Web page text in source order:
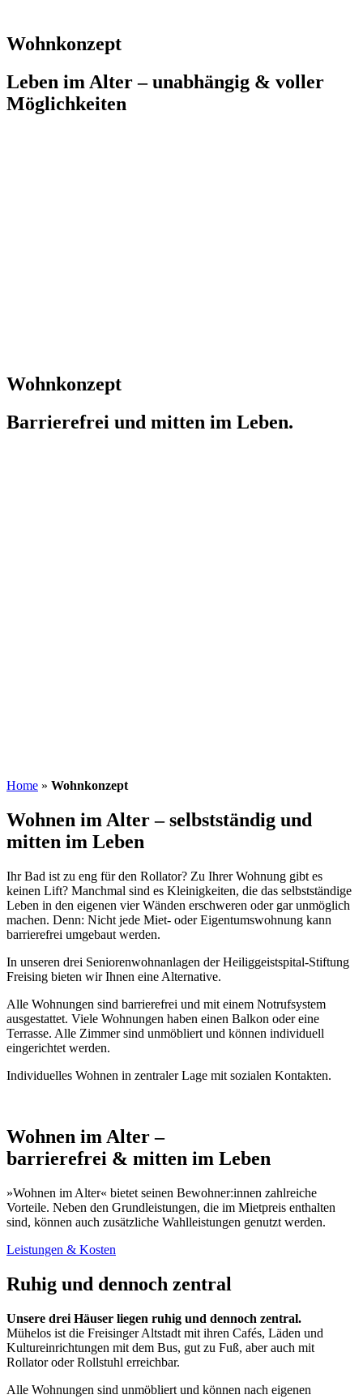
Wohnkonzept
Leben im Alter – unabhängig & voller
Möglichkeiten
Wohnkonzept
Barrierefrei und mitten im Leben.
Home » Wohnkonzept
Wohnen im Alter – selbstständig und
mitten im Leben
Ihr Bad ist zu eng für den Rollator? Zu Ihrer Wohnung gibt es
keinen Lift? Manchmal sind es Kleinigkeiten, die das selbstständige
Leben in den eigenen vier Wänden erschweren oder gar unmöglich
machen. Denn: Nicht jede Miet- oder Eigentumswohnung kann
barrierefrei umgebaut werden.
In unseren drei Seniorenwohnanlagen der Heiliggeistspital-Stiftung
Freising bieten wir Ihnen eine Alternative.
Alle Wohnungen sind barrierefrei und mit einem Notrufsystem
ausgestattet. Viele Wohnungen haben einen Balkon oder eine
Terrasse. Alle Zimmer sind unmöbliert und können individuell
eingerichtet werden.
Individuelles Wohnen in zentraler Lage mit sozialen Kontakten.
Wohnen im Alter –
barrierefrei & mitten im Leben
»Wohnen im Alter« bietet seinen Bewohner:innen zahlreiche
Vorteile. Neben den Grundleistungen, die im Mietpreis enthalten
sind, können auch zusätzliche Wahlleistungen genutzt werden.
Leistungen & Kosten
Ruhig und dennoch zentral
Unsere drei Häuser liegen ruhig und dennoch zentral.
Mühelos ist die Freisin­ger Altstadt mit ihren Cafés, Läden und
Kultur­einrichtungen mit dem Bus, gut zu Fuß, aber auch mit
Rollator oder Rollstuhl erreichbar.
Alle Woh­nungen sind unmöbliert und können nach eigenen